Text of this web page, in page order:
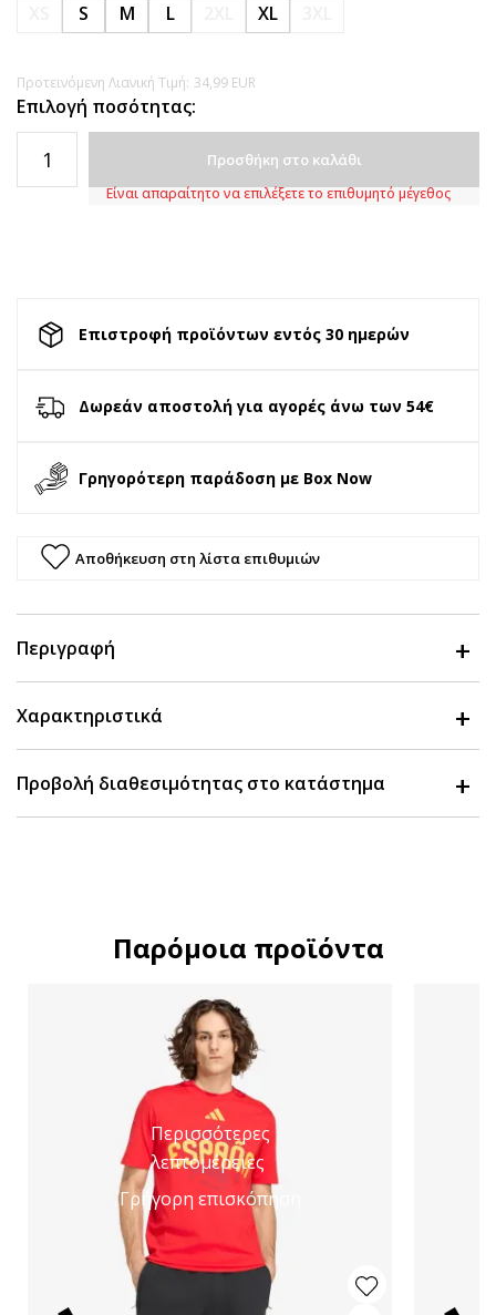
S M L XL
Προτεινόμενη Λιανική Τιμή: 34,99 EUR
Επιλογή ποσότητας:
Προσθήκη στο καλάθι
Είναι απαραίτητο να επιλέξετε το επιθυμητό μέγεθος
Επιστροφή προϊόντων εντός 30 ημερών
Δωρεάν αποστολή για αγορές άνω των 54€
Γρηγορότερη παράδοση με Box Now
Αποθήκευση στη λίστα επιθυμιών
Περιγραφή
Χαρακτηριστικά
Προβολή διαθεσιμότητας στο κατάστημα
Παρόμοια προϊόντα
Περισσότερες
λεπτομέρειες
Γρήγορη επισκόπηση